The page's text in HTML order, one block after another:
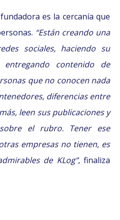
es la cercanía que
“Están creando una
sociales, haciendo su
entregando contenido de
que no conocen nada
diferencias entre
leen sus publicaciones y
el rubro. Tener ese
empresas no tienen, es
de KLog”, finaliza